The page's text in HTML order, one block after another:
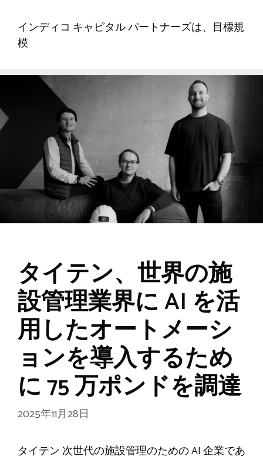
インディコ キャピタル パートナーズは、目標規
模
タイテン、世界の施
設管理業界に AI を活
用したオートメーシ
ョンを導入するため
に 75 万ポンドを調達
2025年11月28日
タイテン 次世代の施設管理のための AI 企業であ